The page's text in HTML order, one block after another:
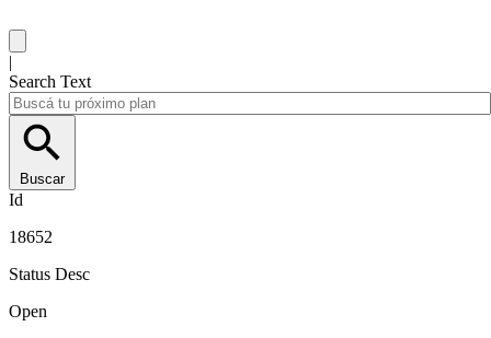
|
Search Text
Buscar
Id
18652
Status Desc
Open